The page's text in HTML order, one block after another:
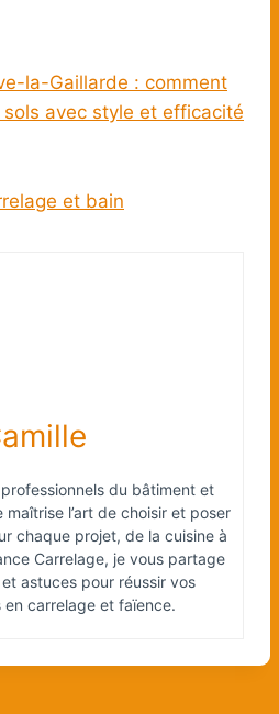
la-Gaillarde : comment
avec style et efficacité
et bain
du bâtiment et
l’art de choisir et poser
chaque projet, de la cuisine à
Carrelage, je vous partage
astuces pour réussir vos
en carrelage et faïence.